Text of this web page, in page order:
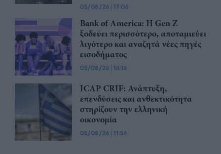
05/08/26 | 17:06
Bank of America: Η Gen Z
ξoδεύει περισσότερο, αποταμιεύει
λιγότερο και αναζητά νέες πηγές
εισοδήματος
05/08/26 | 16:16
ICAP CRIF: Ανάπτυξη,
επενδύσεις και ανθεκτικότητα
στηρίζουν την ελληνική
οικονομία
05/08/26 | 11:54